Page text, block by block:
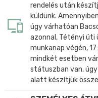
rendelés után
küldünk.
úgy várhatóan
azonnal, Tétényi úti
munkanap végén,
mindkét esetben
státuszban van,
alatt készítjük össze